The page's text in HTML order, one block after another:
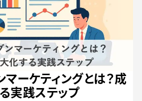
マーケティングとは？成
実践ステップ